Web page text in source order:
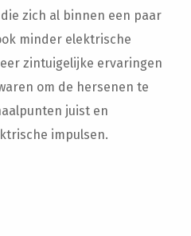
zich al binnen een paar
minder elektrische
zintuigelijke ervaringen
om de hersenen te
juist en
impulsen.